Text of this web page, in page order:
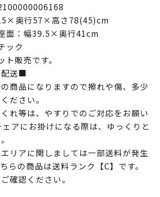
奥行57×高さ78(45)cm
面：幅39.5×奥行41cm
ック
販売です。
送■
商品になりますので擦れや傷、多少
ださい。
れ等は、やすりでのご対応をお願い
アにお掛けになる際は、ゆっくりと
リアに関しましては一部送料が発生
らの商品は送料ランク【C】です。
確認ください。